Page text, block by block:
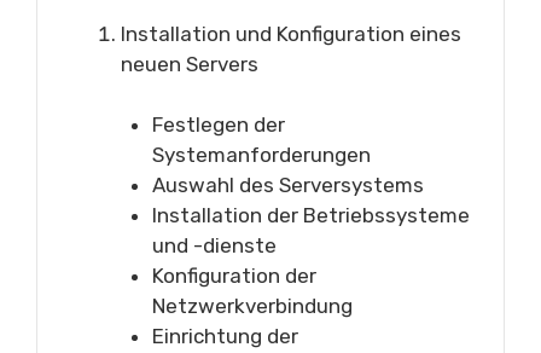
Installation und Konfiguration eines
neuen Servers
Festlegen der
Systemanforderungen
Auswahl des Serversystems
Installation der Betriebssysteme
und -dienste
Konfiguration der
Netzwerkverbindung
Einrichtung der